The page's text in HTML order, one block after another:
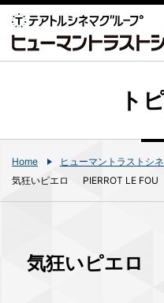
ト
Home ヒューマントラストシ
気狂いピエロ PIERROT LE FOU
気狂いピエロ